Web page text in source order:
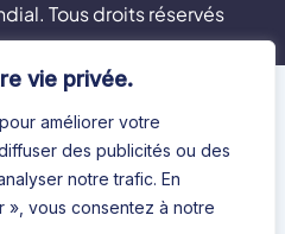
vie privée.
améliorer votre
des publicités ou des
notre trafic. En
», vous consentez à notre
Tous droits réservés